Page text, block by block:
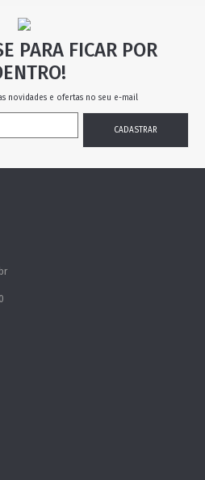
PARA FICAR POR
novidades e ofertas no seu e-mail